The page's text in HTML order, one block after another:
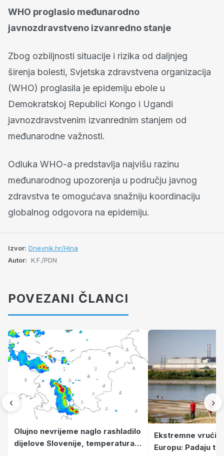
WHO proglasio međunarodno
javnozdravstveno izvanredno stanje
Zbog ozbiljnosti situacije i rizika od daljnjeg
širenja bolesti, Svjetska zdravstvena organizacija
(WHO) proglasila je epidemiju ebole u
Demokratskoj Republici Kongo i Ugandi
javnozdravstvenim izvanrednim stanjem od
međunarodne važnosti.
Odluka WHO-a predstavlja najvišu razinu
međunarodnog upozorenja u području javnog
zdravstva te omogućava snažniju koordinaciju
globalnog odgovora na epidemiju.
Izvor: Dnevnik.hr/Hina
Autor: K.F./PDN
POVEZANI ČLANCI
‹
Olujno nevrijeme naglo rashladilo
dijelove Slovenije, temperatura
Ekstremne
Europu: Padaju
›